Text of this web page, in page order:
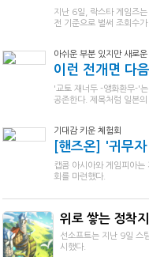
지난 6일, 락스타 게임즈
전 기준으로 벌써 조회수
아쉬운 부분 있지만 새로
이런 전개면 다
'교토 재너두 -앵화환무-'
공존한다. 제목처럼 일본
기대감 키운 체험회
[핸즈온] '귀무
캡콤 아시아와 게임피아
회를 마련했다.
위로 쌓는 정착
선소프트는 지난 9일 스
시했다.